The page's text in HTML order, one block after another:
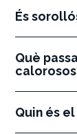
És
Què
Quin és